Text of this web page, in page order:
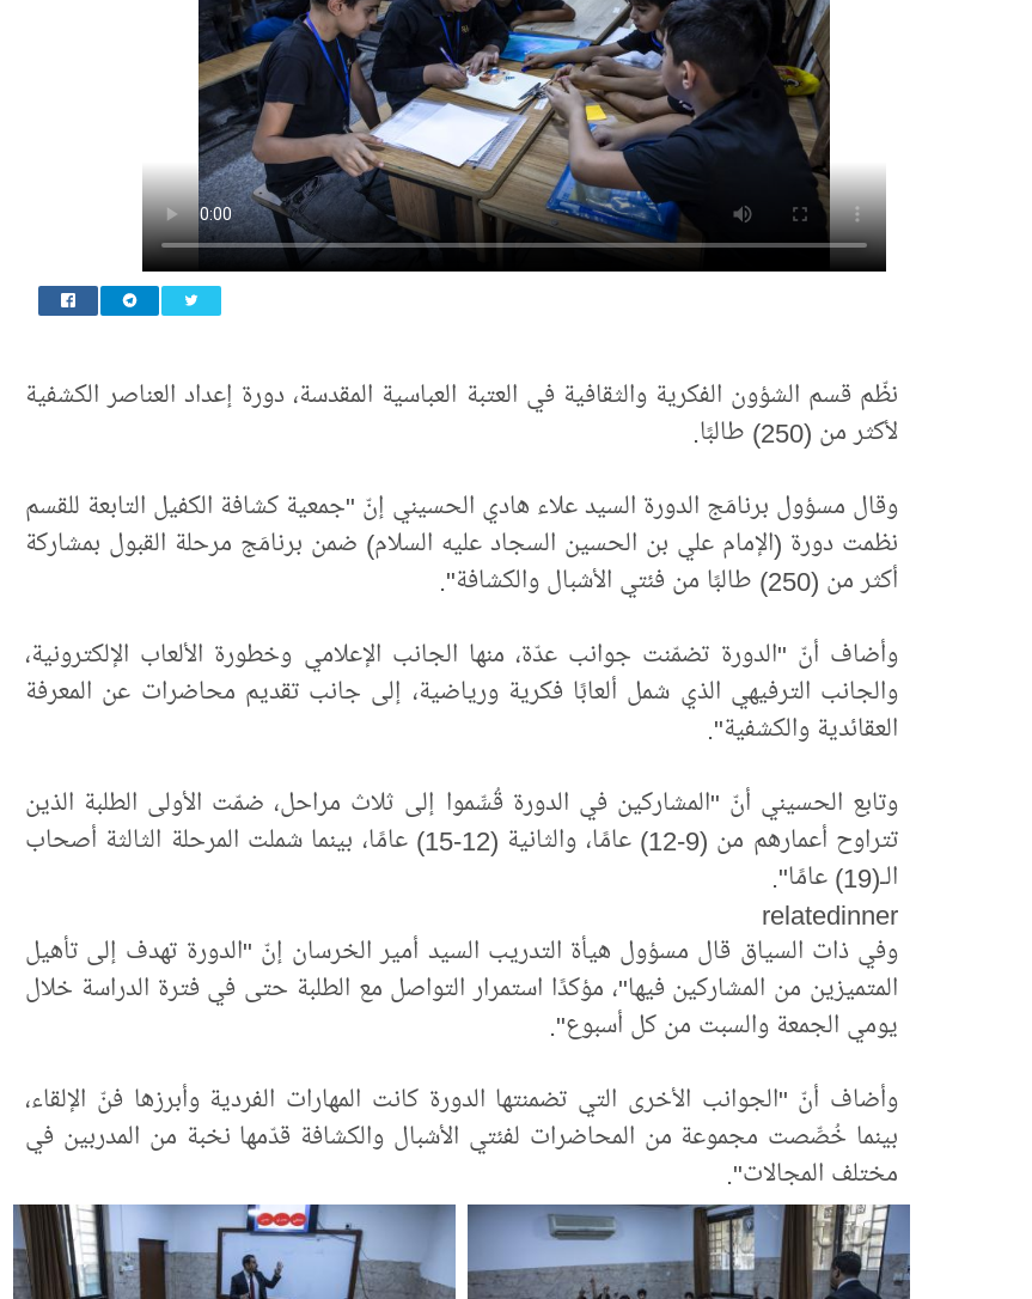
نظّم قسم الشؤون الفكرية والثقافية في العتبة العباسية المقدسة، دورة إعداد العناصر الكشفية
لأكثر من (250) طالبًا.
وقال مسؤول برنامَج الدورة السيد علاء هادي الحسيني إنّ "جمعية كشافة الكفيل التابعة للقسم
نظمت دورة (الإمام علي بن الحسين السجاد عليه السلام) ضمن برنامَج مرحلة القبول بمشاركة
أكثر من (250) طالبًا من فئتي الأشبال والكشافة".
وأضاف أنّ "الدورة تضمّنت جوانب عدّة، منها الجانب الإعلامي وخطورة الألعاب الإلكترونية،
والجانب الترفيهي الذي شمل ألعابًا فكرية ورياضية، إلى جانب تقديم محاضرات عن المعرفة
العقائدية والكشفية".
وتابع الحسيني أنّ "المشاركين في الدورة قُسِّموا إلى ثلاث مراحل، ضمّت الأولى الطلبة الذين
تتراوح أعمارهم من (9-12) عامًا، والثانية (12-15) عامًا، بينما شملت المرحلة الثالثة أصحاب
الـ(19) عامًا".
relatedinner
وفي ذات السياق قال مسؤول هيأة التدريب السيد أمير الخرسان إنّ "الدورة تهدف إلى تأهيل
المتميزين من المشاركين فيها"، مؤكدًا استمرار التواصل مع الطلبة حتى في فترة الدراسة خلال
يومي الجمعة والسبت من كل أسبوع".
وأضاف أنّ "الجوانب الأخرى التي تضمنتها الدورة كانت المهارات الفردية وأبرزها فنّ الإلقاء،
بينما خُصِّصت مجموعة من المحاضرات لفئتي الأشبال والكشافة قدّمها نخبة من المدربين في
مختلف المجالات".